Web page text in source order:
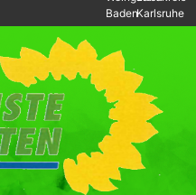
BadenKarlsruhe